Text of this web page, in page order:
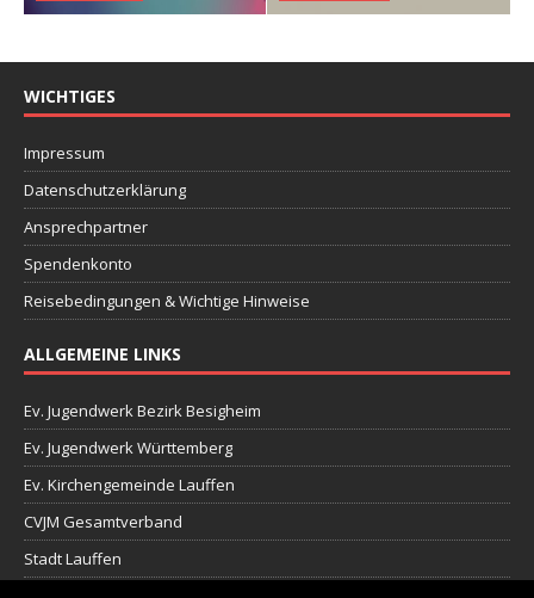
WICHTIGES
Impressum
Datenschutzerklärung
Ansprechpartner
Spendenkonto
Reisebedingungen & Wichtige Hinweise
ALLGEMEINE LINKS
Ev. Jugendwerk Bezirk Besigheim
Ev. Jugendwerk Württemberg
Ev. Kirchengemeinde Lauffen
CVJM Gesamtverband
Stadt Lauffen